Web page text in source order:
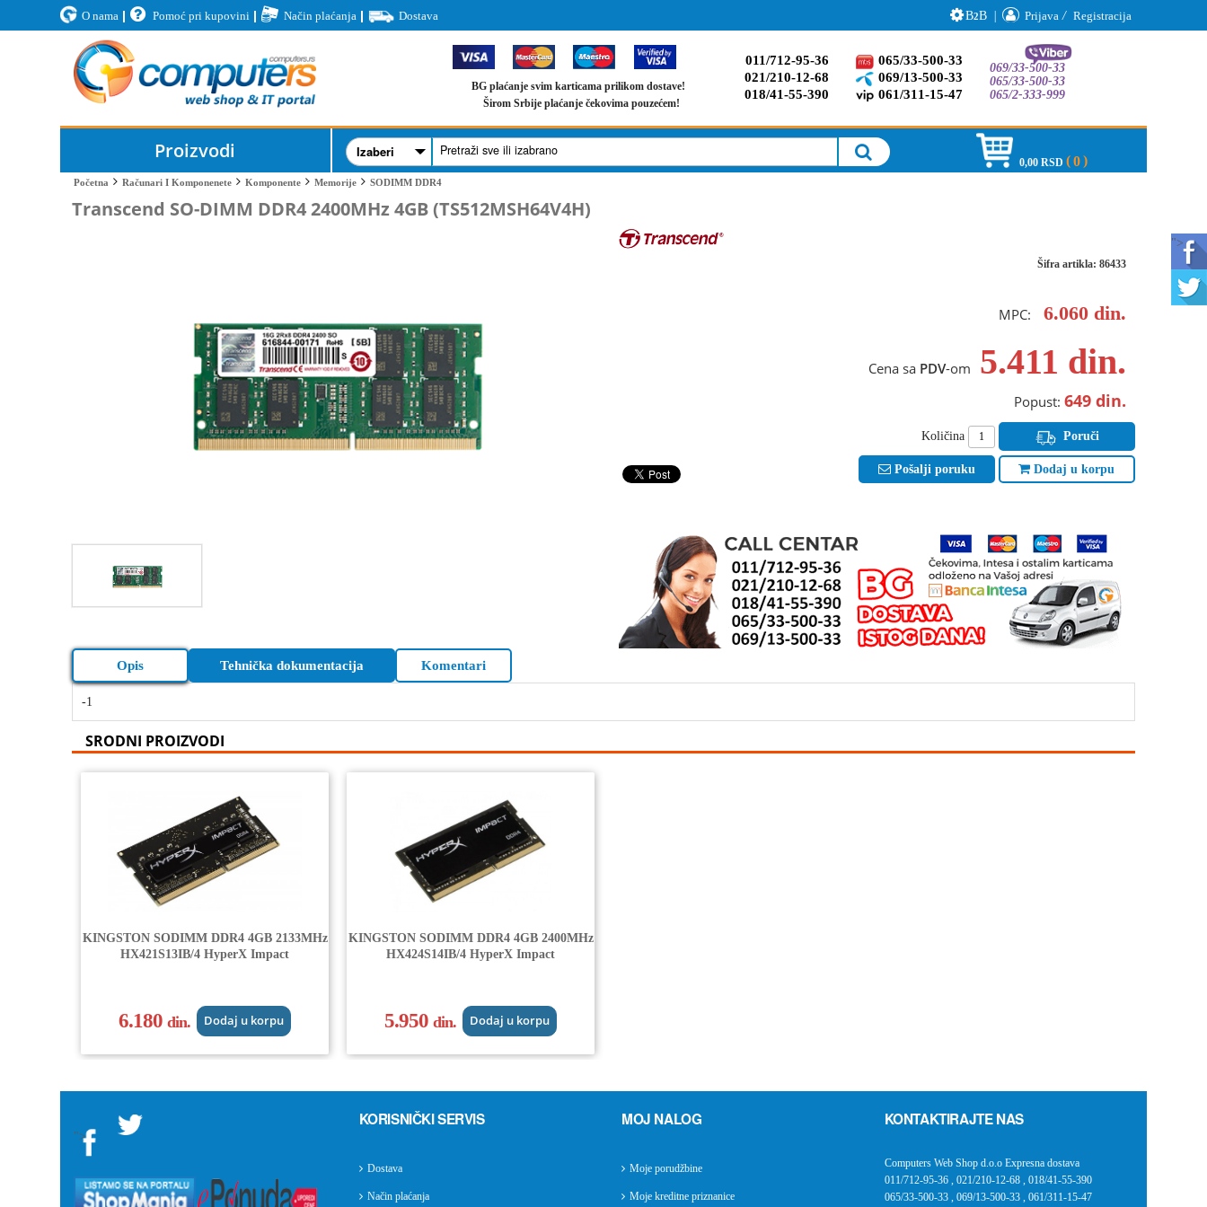
">
O nama Pomoć pri kupovini Način plaćanja Dostava B2B | Prijava / Registracija
BG plaćanje svim karticama prilikom dostave!
Širom Srbije plaćanje čekovima pouzećem!
011/712-95-36
021/210-12-68
018/41-55-390
065/33-500-33
069/13-500-33
061/311-15-47
069/33-500-33
065/33-500-33
065/2-333-999
Proizvodi 0,00 RSD 0
Početna Računari I Komponenete Komponente Memorije SODIMM DDR4
Transcend SO-DIMM DDR4 2400MHz 4GB (TS512MSH64V4H)
Šifra artikla: 86433
MPC: 6.060 din.
Cena sa PDV-om 5.411 din.
Popust: 649 din.
Količina Poruči
Pošalji poruku Dodaj u korpu
Opis Tehnička dokumentacija Komentari
-1
SRODNI PROIZVODI
KINGSTON SODIMM DDR4 4GB 2133MHz
HX421S13IB/4 HyperX Impact
6.180din. Dodaj u korpu
KINGSTON SODIMM DDR4 4GB 2400MHz
HX424S14IB/4 HyperX Impact
5.950din. Dodaj u korpu
">
KORISNIČKI SERVIS
Dostava
Način plaćanja
MOJ NALOG
Moje porudžbine
Moje kreditne priznanice
KONTAKTIRAJTE NAS
Computers Web Shop d.o.o Expresna dostava
011/712-95-36, 021/210-12-68, 018/41-55-390
065/33-500-33, 069/13-500-33, 061/311-15-47